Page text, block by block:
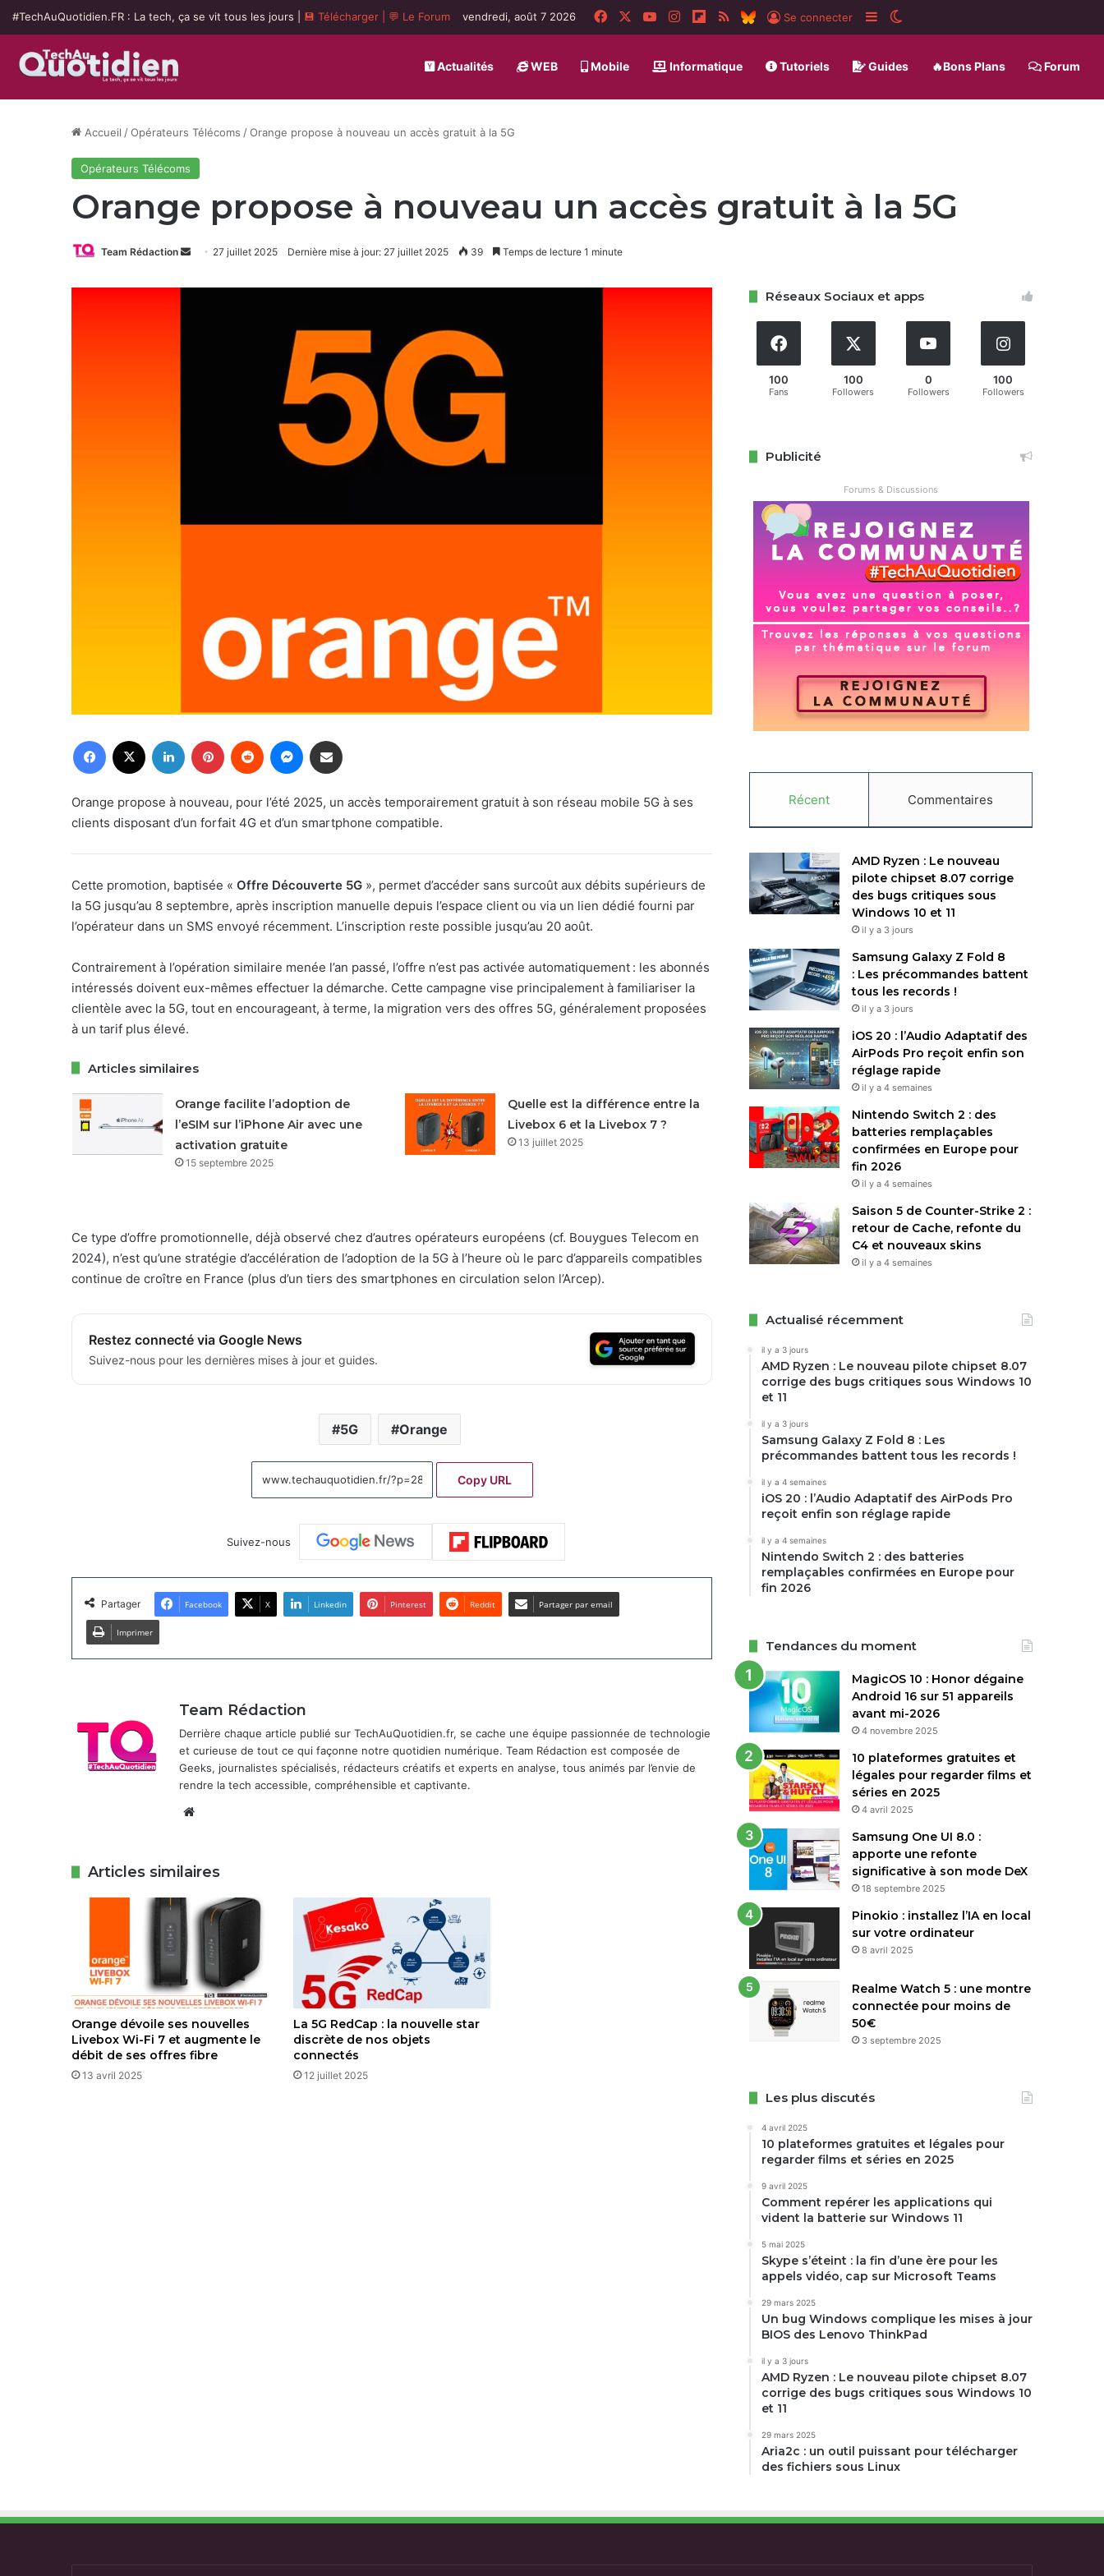
#TechAuQuotidien.FR : La tech, ça se vit tous les jours | 💾 Télécharger 💬 Le Forum vendredi, août 7 2026 FacebookYouTubeInstagramFlipboard
RSS BlueSky
Se connecter Sidebar (barre latérale)
Actualités WEB Mobile Informatique Tutoriels Guides 🔥Bons Plans Forum
Accueil /Opérateurs Télécoms /Orange propose à nouveau un accès gratuit à la 5G
Opérateurs Télécoms
Orange propose à nouveau un accès gratuit à la 5G
Team Rédaction
Envoyer
courriel
27 juillet 2025 Dernière mise à jour: 27 juillet 2025 39 Temps de lecture 1 minute
Facebook Linkedin Pinterest Reddit Messenger
Orange propose à nouveau, pour l’été 2025, un accès temporairement gratuit à son réseau mobile 5G à ses
clients disposant d’un forfait 4G et d’un smartphone compatible.
Cette promotion, baptisée « Offre Découverte 5G », permet d’accéder sans surcoût aux débits supérieurs de
la 5G jusqu’au 8 septembre, après inscription manuelle depuis l’espace client ou via un lien dédié fourni par
l’opérateur dans un SMS envoyé récemment. L’inscription reste possible jusqu’au 20 août.
Contrairement à l’opération similaire menée l’an passé, l’offre n’est pas activée automatiquement : les abonnés
intéressés doivent eux-mêmes effectuer la démarche. Cette campagne vise principalement à familiariser la
clientèle avec la 5G, tout en encourageant, à terme, la migration vers des offres 5G, généralement proposées
à un tarif plus élevé.
Articles similaires
Orange facilite l’adoption de
l’eSIM sur l’iPhone Air avec une
activation gratuite
15 septembre 2025
Quelle est la différence entre la
Livebox 6 et la Livebox 7 ?
13 juillet 2025
Ce type d’offre promotionnelle, déjà observé chez d’autres opérateurs européens (cf. Bouygues Telecom en
2024), n’est qu’une stratégie d’accélération de l’adoption de la 5G à l’heure où le parc d’appareils compatibles
continue de croître en France (plus d’un tiers des smartphones en circulation selon l’Arcep).
Restez connecté via Google News
Suivez-nous pour les dernières mises à jour et guides.
5G Orange
Copy URL
Suivez-nous
Partager Facebook X Linkedin Pinterest Reddit Partager par email
Imprimer
Team Rédaction
Derrière chaque article publié sur TechAuQuotidien.fr, se cache une équipe passionnée de technologie
et curieuse de tout ce qui façonne notre quotidien numérique. Team Rédaction est composée de
Geeks, journalistes spécialisés, rédacteurs créatifs et experts en analyse, tous animés par l’envie de
rendre la tech accessible, compréhensible et captivante.
Articles similaires
Orange dévoile ses nouvelles
Livebox Wi-Fi 7 et augmente le
débit de ses offres fibre
13 avril 2025
La 5G RedCap : la nouvelle star
discrète de nos objets
connectés
12 juillet 2025
Réseaux Sociaux et apps
100
Fans
100
Followers
0
Followers
100
Followers
Publicité
Forums & Discussions
Récent Commentaires
AMD Ryzen : Le nouveau
pilote chipset 8.07 corrige
des bugs critiques sous
Windows 10 et 11
il y a 3 jours
Samsung Galaxy Z Fold 8
: Les précommandes battent
tous les records !
il y a 3 jours
iOS 20 : l’Audio Adaptatif des
AirPods Pro reçoit enfin son
réglage rapide
il y a 4 semaines
Nintendo Switch 2 : des
batteries remplaçables
confirmées en Europe pour
fin 2026
il y a 4 semaines
Saison 5 de Counter-Strike 2 :
retour de Cache, refonte du
C4 et nouveaux skins
il y a 4 semaines
Actualisé récemment
il y a 3 jours
AMD Ryzen : Le nouveau pilote chipset 8.07
corrige des bugs critiques sous Windows 10
et 11
il y a 3 jours
Samsung Galaxy Z Fold 8 : Les
précommandes battent tous les records !
il y a 4 semaines
iOS 20 : l’Audio Adaptatif des AirPods Pro
reçoit enfin son réglage rapide
il y a 4 semaines
Nintendo Switch 2 : des batteries
remplaçables confirmées en Europe pour
fin 2026
Tendances du moment
MagicOS 10 : Honor dégaine
Android 16 sur 51 appareils
avant mi-2026
4 novembre 2025
10 plateformes gratuites et
légales pour regarder films et
séries en 2025
4 avril 2025
Samsung One UI 8.0 :
apporte une refonte
significative à son mode DeX
18 septembre 2025
Pinokio : installez l’IA en local
sur votre ordinateur
8 avril 2025
Realme Watch 5 : une montre
connectée pour moins de
50€
3 septembre 2025
Les plus discutés
4 avril 2025
10 plateformes gratuites et légales pour
regarder films et séries en 2025
9 avril 2025
Comment repérer les applications qui
vident la batterie sur Windows 11
5 mai 2025
Skype s’éteint : la fin d’une ère pour les
appels vidéo, cap sur Microsoft Teams
29 mars 2025
Un bug Windows complique les mises à jour
BIOS des Lenovo ThinkPad
il y a 3 jours
AMD Ryzen : Le nouveau pilote chipset 8.07
corrige des bugs critiques sous Windows 10
et 11
29 mars 2025
Aria2c : un outil puissant pour télécharger
des fichiers sous Linux